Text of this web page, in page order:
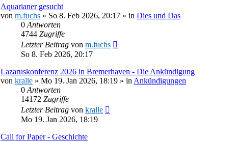
Aquarianer gesucht
von m.fuchs » So 8. Feb 2026, 20:17 » in Dies und Das
0 Antworten
4744 Zugriffe
Letzter Beitrag von m.fuchs
So 8. Feb 2026, 20:17
Lazaruskonferenz 2026 in Bremerhaven - Die Ankündigung
von kralle » Mo 19. Jan 2026, 18:19 » in Ankündigungen
0 Antworten
14172 Zugriffe
Letzter Beitrag von kralle
Mo 19. Jan 2026, 18:19
Call for Paper - Geschichte